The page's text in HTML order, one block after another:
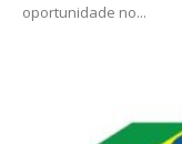
oportunidade no...